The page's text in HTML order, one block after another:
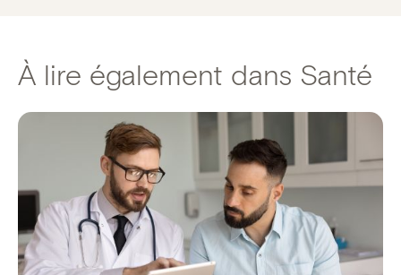
À lire également dans Santé